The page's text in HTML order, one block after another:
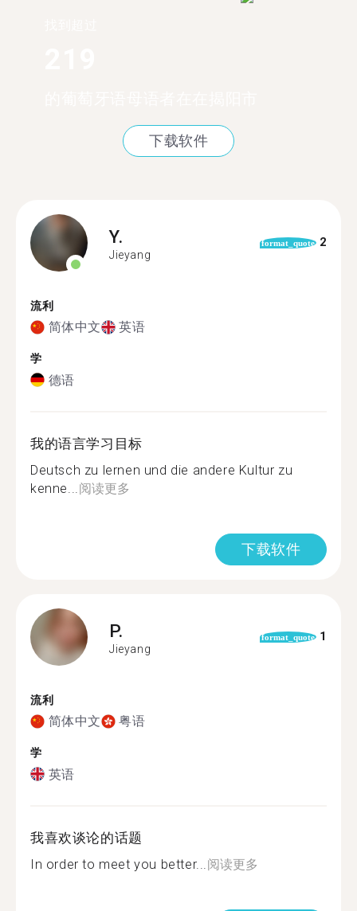
下载软件
Y.
Jieyang
format_quote 2
流利
简体中文 英语
学
德语
我的语言学习目标
Deutsch zu lernen und die andere Kultur zu
kenne... 阅读更多
下载软件
P.
Jieyang
format_quote 1
流利
简体中文 粤语
学
英语
我喜欢谈论的话题
In order to meet you better... 阅读更多